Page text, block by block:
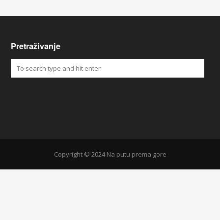
Pretraživanje
Copyright © 2024 Na putu prema gore